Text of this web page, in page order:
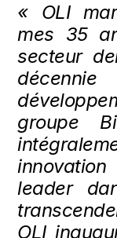
« OLI
mes 35
secteur
groupe
int
leader
OLI